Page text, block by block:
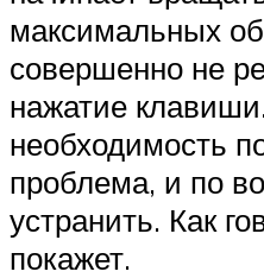
максимальных
совершенно не
нажатие
необходимость
проблема, и по
устранить. Как
покажет.